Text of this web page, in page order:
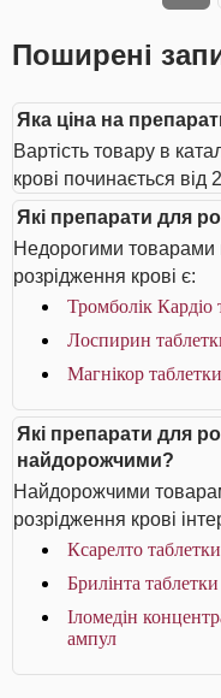
Поширені
Яка ціна на
Вартість товару в
крові починається від
Які препарати для
Недорогими товарами
розрідження крові є:
Тромболік
Лоспирин
Магнікор
Які препарати для
найдорожчими?
Найдорожчими
розрідження крові
Ксарелто
Брилінта
Іломедін
ампул